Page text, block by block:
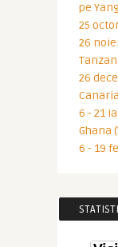
pe
25
26
26
Canaria
6 - 21
Ghana
6 - 19